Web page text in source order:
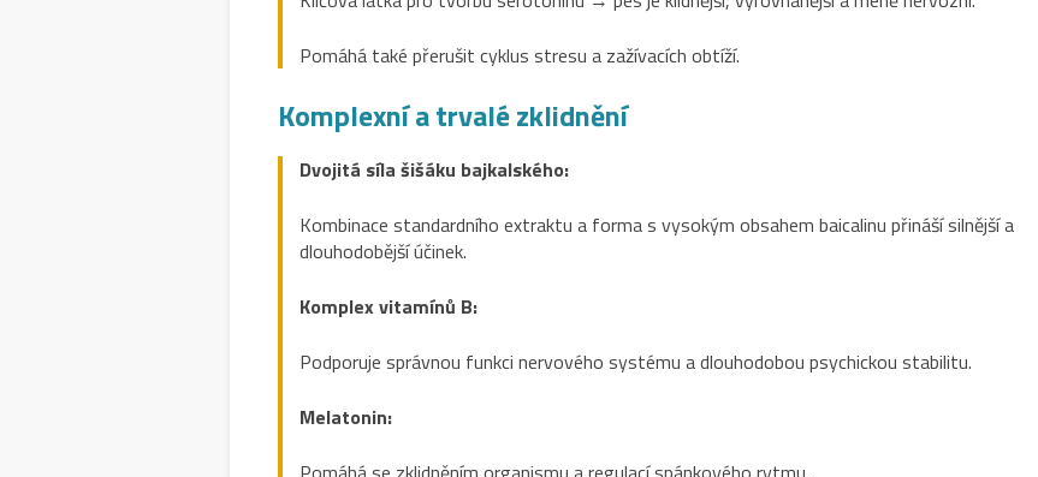
Pomáhá také přerušit cyklus stresu a zažívacích obtíží.
Komplexní a trvalé zklidnění
Dvojitá síla šišáku bajkalského:
Kombinace standardního extraktu a forma s vysokým obsahem baicalinu přináší silnější a
dlouhodobější účinek.
Komplex vitamínů B:
Podporuje správnou funkci nervového systému a dlouhodobou psychickou stabilitu.
Melatonin: